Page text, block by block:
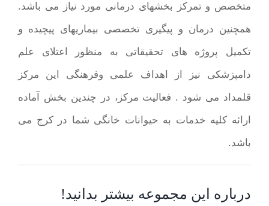
متخصص و تمرکز بخشهای درمانی مورد نیاز می باشد.
همچنین درمان و پیگیری تخصصی بیماریهای پیچیده و
تکمیل پروژه های تحقیقاتی به منظور اعتلای علم
دامپزشکی نیز از اهداف علمی وفرهنگی این مرکز
قلمداد می شود . فعالیت مرکز، در چندین بخش آماده
ارائه کلیه خدمات به حیوانات خانگی شما در کرج می
باشد.
درباره این مجموعه بیشتر بدانید!